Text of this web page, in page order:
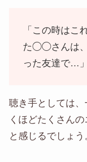
「この時は
た◯◯さんは、
った友達で…」
聴き手としては
くほどたくさん
と感じるでしょう